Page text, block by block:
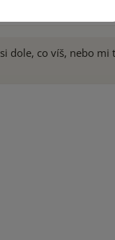
dole, co víš, nebo mi